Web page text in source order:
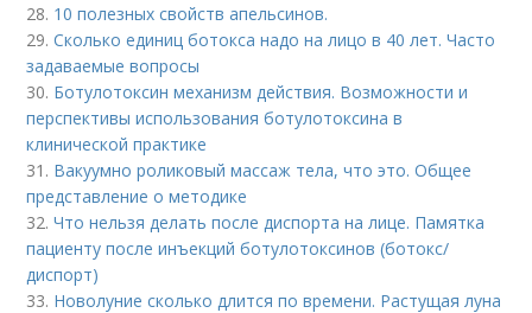
28. 10 полезных свойств апельсинов.
29.Сколько единиц ботокса надо на лицо в 40 лет. Часто
задаваемые вопросы
30. Ботулотоксин механизм действия. Возможности и
перспективы использования ботулотоксина в
клинической практике
31. Вакуумно роликовый массаж тела, что это. Общее
представление о методике
32.Что нельзя делать после диспорта на лице. Памятка
пациенту после инъекций ботулотоксинов (ботокс/
диспорт)
33. Новолуние сколько длится по времени. Растущая луна